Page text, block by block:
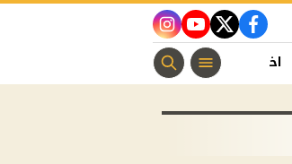
facebook
twitter
youtube
instagram
اخبار الفن منوعات مسيحية